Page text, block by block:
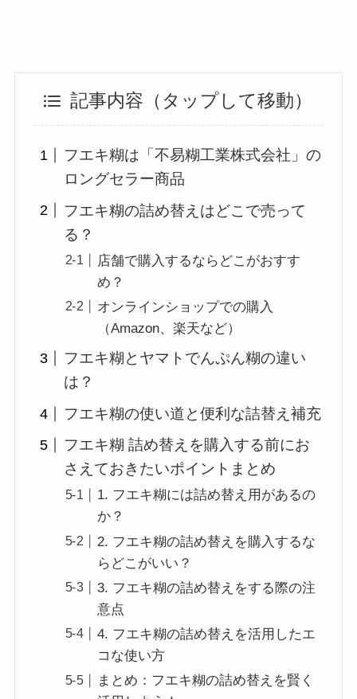
記事内容（タップして移動）
フエキ糊は「不易糊工業株式会社」の
ロングセラー商品
フエキ糊の詰め替えはどこで売って
る？
店舗で購入するならどこがおすす
め？
オンラインショップでの購入
（Amazon、楽天など）
フエキ糊とヤマトでんぷん糊の違い
は？
フエキ糊の使い道と便利な詰替え補充
フエキ糊 詰め替えを購入する前にお
さえておきたいポイントまとめ
1. フエキ糊には詰め替え用があるの
か？
2. フエキ糊の詰め替えを購入するな
らどこがいい？
3. フエキ糊の詰め替えをする際の注
意点
4. フエキ糊の詰め替えを活用したエ
コな使い方
まとめ：フエキ糊の詰め替えを賢く